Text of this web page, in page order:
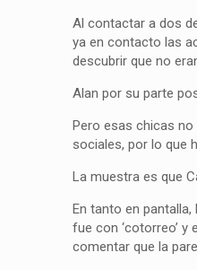
Al contactar a dos
ya en contacto las
descubrir que no
Alan por su parte
Pero esas chicas
sociales, por lo que
La muestra es que
En tanto en
fue con ‘cotorreo’ y
comentar que la